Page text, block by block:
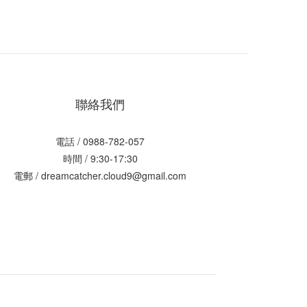
聯絡我們
電話 / 0988-782-057
時間 / 9:30-17:30
電郵 / dreamcatcher.cloud9@gmail.com